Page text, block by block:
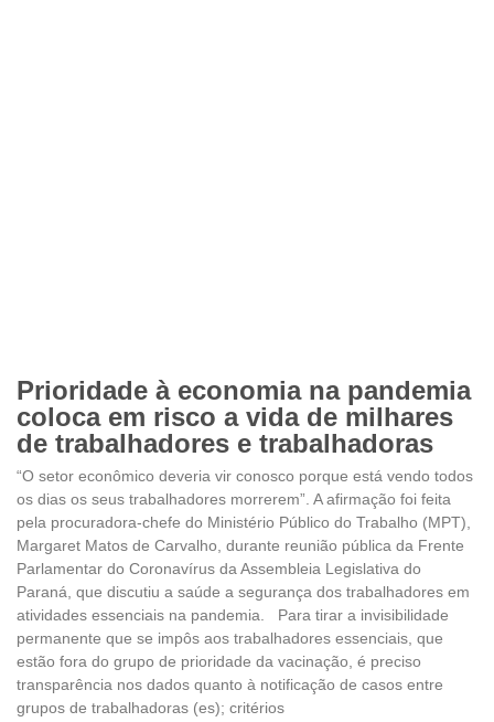
Prioridade à economia na pandemia
coloca em risco a vida de milhares
de trabalhadores e trabalhadoras
“O setor econômico deveria vir conosco porque está vendo todos
os dias os seus trabalhadores morrerem”. A afirmação foi feita
pela procuradora-chefe do Ministério Público do Trabalho (MPT),
Margaret Matos de Carvalho, durante reunião pública da Frente
Parlamentar do Coronavírus da Assembleia Legislativa do
Paraná, que discutiu a saúde a segurança dos trabalhadores em
atividades essenciais na pandemia. Para tirar a invisibilidade
permanente que se impôs aos trabalhadores essenciais, que
estão fora do grupo de prioridade da vacinação, é preciso
transparência nos dados quanto à notificação de casos entre
grupos de trabalhadoras (es); critérios